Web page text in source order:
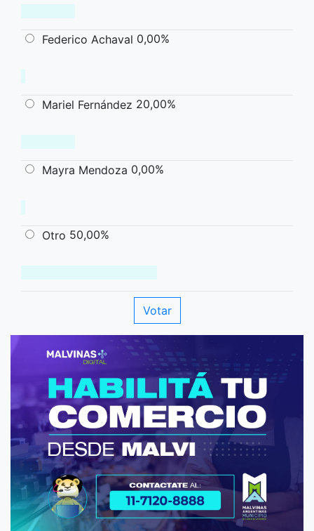
Federico Achaval 0,00%
Mariel Fernández 20,00%
Mayra Mendoza 0,00%
Otro 50,00%